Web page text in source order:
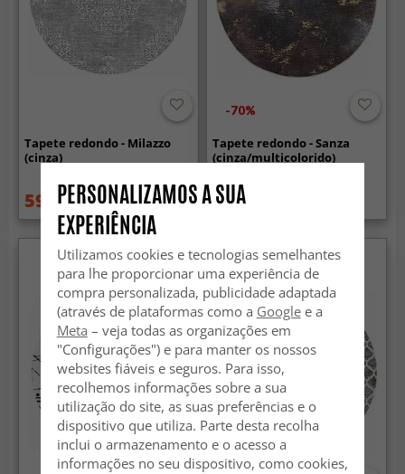
Tapete redondo - Milazzo
(cinza)
59.99 € 84.99 €
-70%
Tapete redondo - Sanza
(cinza/multicolorido)
25.99 €
PERSONALIZAMOS A SUA
EXPERIÊNCIA
Utilizamos cookies e tecnologias semelhantes
para lhe proporcionar uma experiência de
compra personalizada, publicidade adaptada
(através de plataformas como a Googlee a
Meta – veja todas as organizações em
"Configurações") e para manter os nossos
websites fiáveis e seguros. Para isso,
recolhemos informações sobre a sua
utilização do site, as suas preferências e o
dispositivo que utiliza. Parte desta recolha
inclui o armazenamento e o acesso a
informações no seu dispositivo, como cookies,